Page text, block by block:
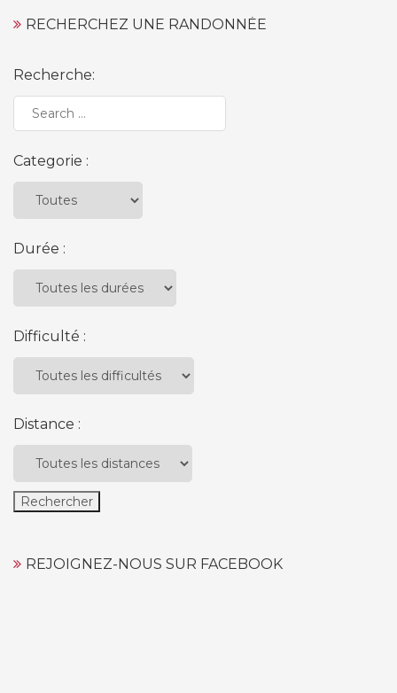
RECHERCHEZ UNE RANDONNÉE
Recherche:
Categorie :
Durée :
Difficulté :
Distance :
REJOIGNEZ-NOUS SUR FACEBOOK